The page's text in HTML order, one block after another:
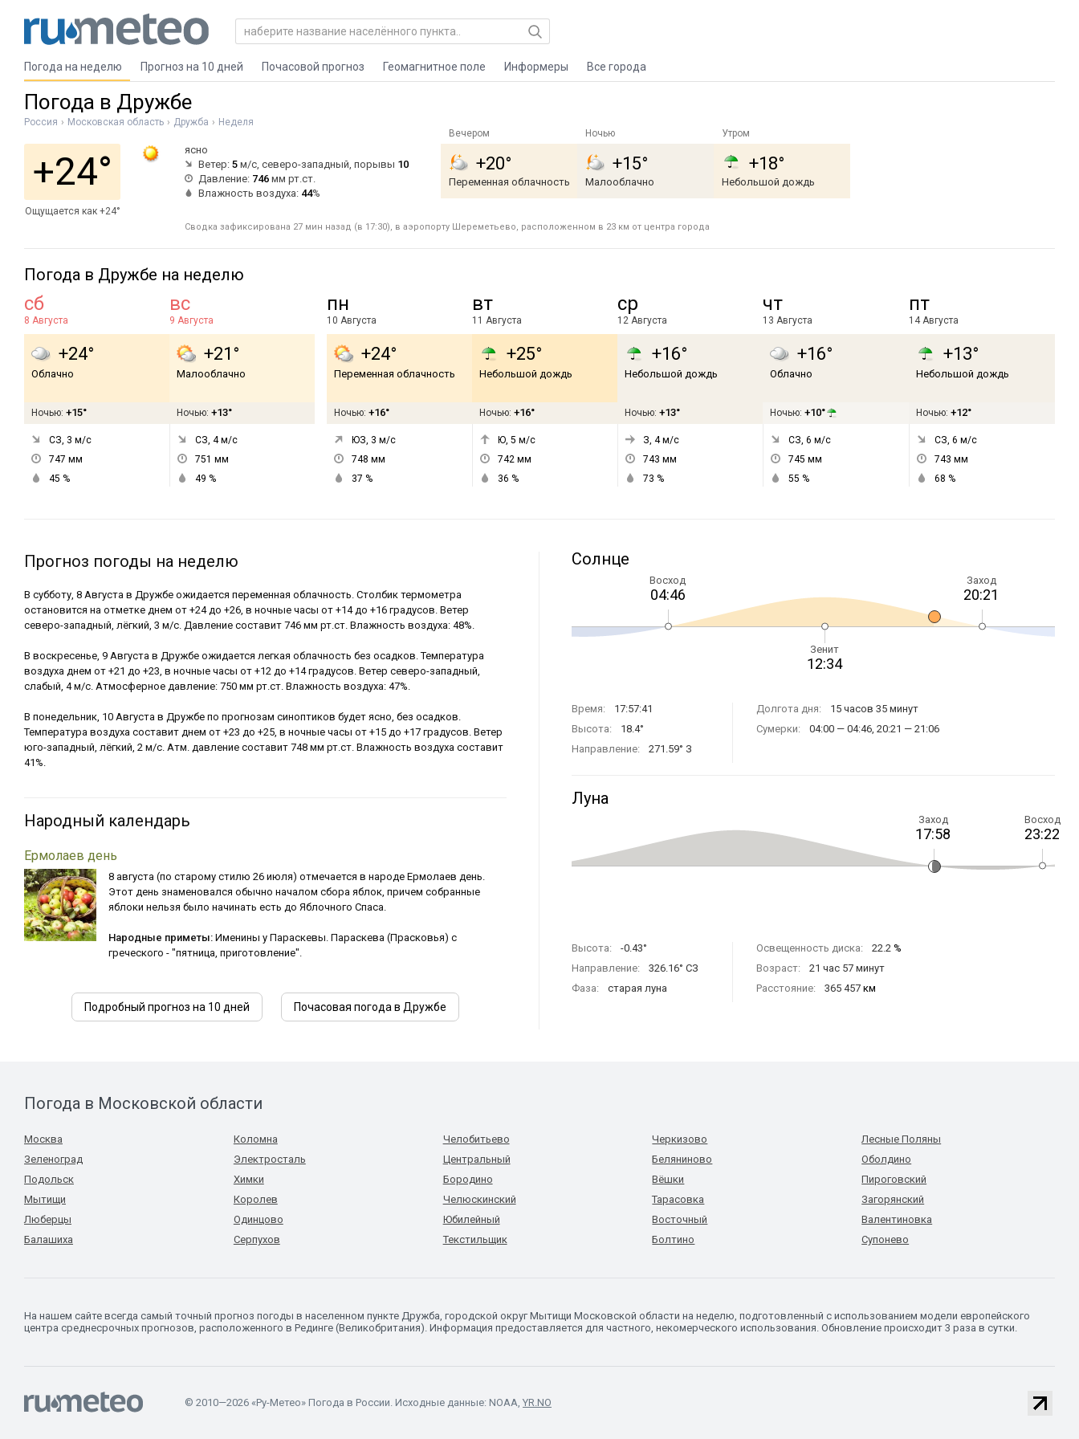
Погода на неделю Прогноз на 10 дней Почасовой прогноз Геомагнитное поле Информеры Все города
Погода в Дружбе
Россия Московская область Дружба Неделя
+24°
Ощущается как +24°
ясно
Ветер: 5 м/с, северо-западный, порывы 10
Давление: 746 мм рт.ст.
Влажность воздуха: 44%
Вечером
+20°
Переменная облачность
Ночью
+15°
Малооблачно
Утром
+18°
Небольшой дождь
Сводка зафиксирована 27 мин назад (в 17:30), в аэропорту Шереметьево, расположенном в 23 км от центра города
Погода в Дружбе на неделю
сб
8 Августа
+24°
Облачно
Ночью: +15°
СЗ, 3 м/с
747 мм
45 %
вс
9 Августа
+21°
Малооблачно
Ночью: +13°
СЗ, 4м/с
751 мм
49 %
пн
10 Августа
+24°
Переменная облачность
Ночью: +16°
ЮЗ, 3 м/с
748 мм
37 %
вт
11 Августа
+25°
Небольшой дождь
Ночью: +16°
Ю, 5 м/с
742 мм
36 %
ср
12 Августа
+16°
Небольшой дождь
Ночью: +13°
З, 4м/с
743 мм
73 %
чт
13 Августа
+16°
Облачно
Ночью: +10°
СЗ, 6 м/с
745 мм
55 %
пт
14 Августа
+13°
Небольшой дождь
Ночью: +12°
СЗ, 6 м/с
743 мм
68 %
Прогноз погоды на неделю
В субботу, 8 Августа в Дружбе ожидается переменная облачность. Столбик термометра
остановится на отметке днем от +24 до +26, в ночные часы от +14 до +16 градусов. Ветер
северо-западный, лёгкий, 3 м/с. Давление составит 746 мм рт.ст. Влажность воздуха: 48%.
В воскресенье, 9 Августа в Дружбе ожидается легкая облачность без осадков. Температура
воздуха днем от +21 до +23, в ночные часы от +12 до +14 градусов. Ветер северо-западный,
слабый, 4 м/с. Атмосферное давление: 750 мм рт.ст. Влажность воздуха: 47%.
В понедельник, 10 Августа в Дружбе по прогнозам синоптиков будет ясно, без осадков.
Температура воздуха составит днем от +23 до +25, в ночные часы от +15 до +17 градусов. Ветер
юго-западный, лёгкий, 2 м/с. Атм. давление составит 748 мм рт.ст. Влажность воздуха составит
41%.
Народный календарь
Ермолаев день
8 августа (по старому стилю 26 июля) отмечается в народе Ермолаев день.
Этот день знаменовался обычно началом сбора яблок, причем собранные
яблоки нельзя было начинать есть до Яблочного Спаса.
Народные приметы: Именины у Параскевы. Параскева (Прасковья) с
греческого - "пятница, приготовление".
Подробный прогноз на 10 дней Почасовая погода в Дружбе
Солнце
Восход
04:46
Заход
20:21
Зенит
12:34
Время:
17:57:41
Высота:
18.4°
Направление:
271.59° З
Долгота дня:
15 часов 35 минут
Сумерки:
04:00 — 04:46, 20:21 — 21:06
Луна
Восход
23:22
Заход
17:58
Высота:
-0.43°
Направление:
326.16° СЗ
Фаза:
старая луна
Освещенность диска: 22.2 %
Возраст:
21 час 57 минут
Расстояние:
365 457 км
Погода в Московской области
Москва
Зеленоград
Подольск
Мытищи
Люберцы
Балашиха
Коломна
Электросталь
Химки
Королев
Одинцово
Серпухов
Челобитьево
Центральный
Бородино
Челюскинский
Юбилейный
Текстильщик
Черкизово
Беляниново
Вёшки
Тарасовка
Восточный
Болтино
Лесные Поляны
Оболдино
Пироговский
Загорянский
Валентиновка
Супонево
На нашем сайте всегда самый точный прогноз погоды в населенном пункте Дружба, городской округ Мытищи Московской области на неделю, подготовленный с использованием модели европейского
центра среднесрочных прогнозов, расположенного в Рединге (Великобритания). Информация предоставляется для частного, некомерческого использования. Обновление происходит 3 раза в сутки.
© 2010—2026 «Ру-Метео» Погода в России. Исходные данные: NOAA, YR.NO